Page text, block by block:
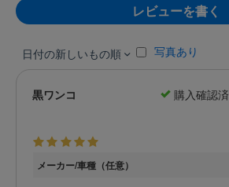
日付の新しいもの順 写真あり
黒ワンコ 購入確認済
メーカー/車種（任意）
レビューを書く